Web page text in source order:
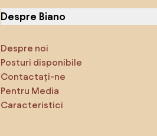
Despre Biano
Despre noi
Posturi disponibile
Contactați-ne
Pentru Media
Caracteristici